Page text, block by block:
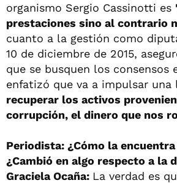
organismo Sergio Cassinotti es
prestaciones sino al contrario
cuanto a la gestión como
10 de diciembre de 2015,
que se busquen los consensos
enfatizó que va a impulsar una
recuperar los activos
corrupción, el dinero que nos
Periodista: ¿Cómo la
¿Cambió en algo respecto a la
Graciela Ocaña: La verdad es